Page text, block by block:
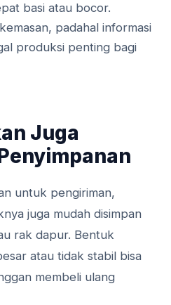
basi atau bocor.
padahal informasi
produksi penting bagi
Juga
untuk pengiriman,
juga mudah disimpan
rak dapur. Bentuk
atau tidak stabil bisa
membeli ulang